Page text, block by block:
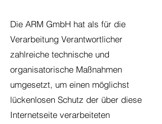
Die ARM GmbH hat als für die
Verarbeitung Verantwortlicher
zahlreiche technische und
organisatorische Maßnahmen
umgesetzt, um einen möglichst
lückenlosen Schutz der über diese
Internetseite verarbeiteten